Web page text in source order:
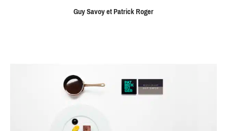
Guy Savoy et Patrick Roger